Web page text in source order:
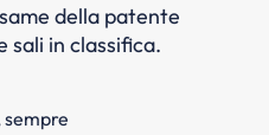
della patente
sali in classifica.